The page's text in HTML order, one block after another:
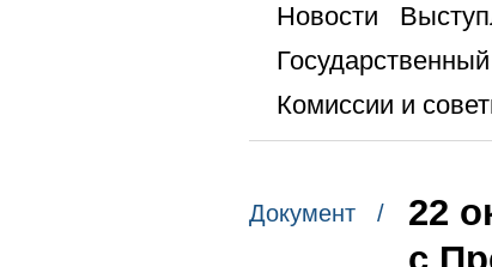
Новости
Комиссии и
Документ /
22
с